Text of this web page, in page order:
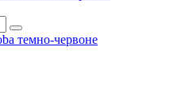
темно-червоне